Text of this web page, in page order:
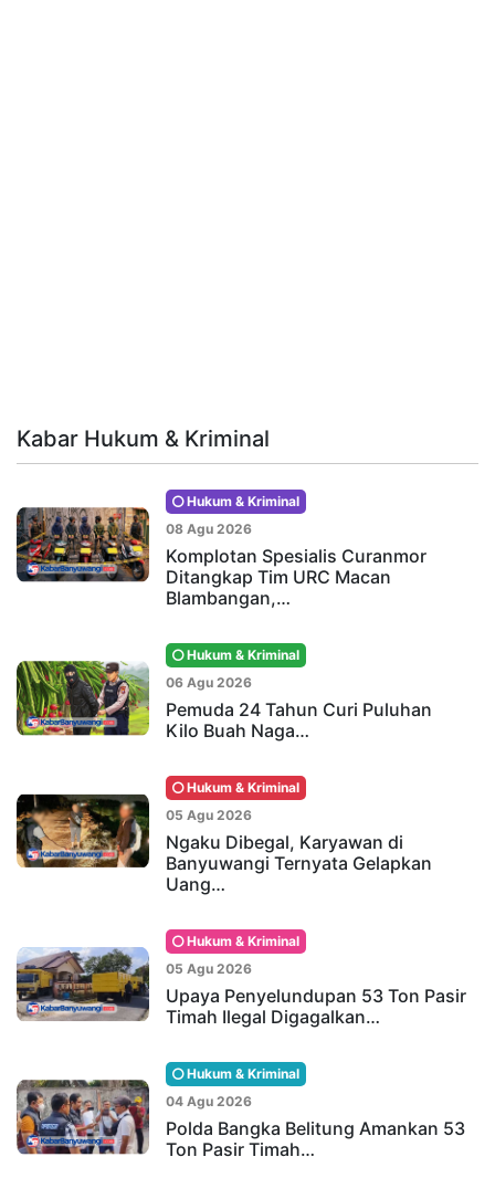
Kabar Hukum & Kriminal
Hukum & Kriminal
08 Agu 2026
Komplotan Spesialis Curanmor
Ditangkap Tim URC Macan
Blambangan,…
Hukum & Kriminal
06 Agu 2026
Pemuda 24 Tahun Curi Puluhan
Kilo Buah Naga…
Hukum & Kriminal
05 Agu 2026
Ngaku Dibegal, Karyawan di
Banyuwangi Ternyata Gelapkan
Uang…
Hukum & Kriminal
05 Agu 2026
Upaya Penyelundupan 53 Ton Pasir
Timah Ilegal Digagalkan…
Hukum & Kriminal
04 Agu 2026
Polda Bangka Belitung Amankan 53
Ton Pasir Timah…